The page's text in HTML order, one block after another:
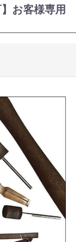
お客様専用